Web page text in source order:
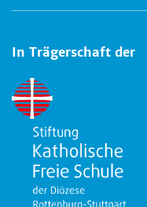
In Trägerschaft der